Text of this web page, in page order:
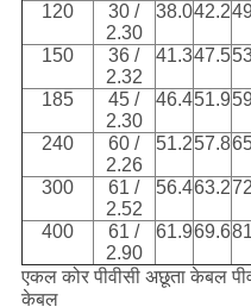
120
30 /
2.30
38.042.2
150
36 /
2.32
41.347.5
185
45 /
2.30
46.451.9
240
60 /
2.26
51.257.8
300
61 /
2.52
56.463.2
400
61 /
2.90
61.969.6
एकल कोर पीवीसी अछूता केबल
केबल